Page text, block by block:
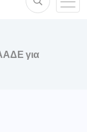
για